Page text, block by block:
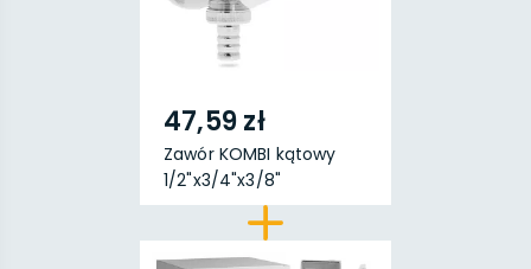
47,59 zł
Zawór KOMBI kątowy
1/2"x3/4"x3/8"